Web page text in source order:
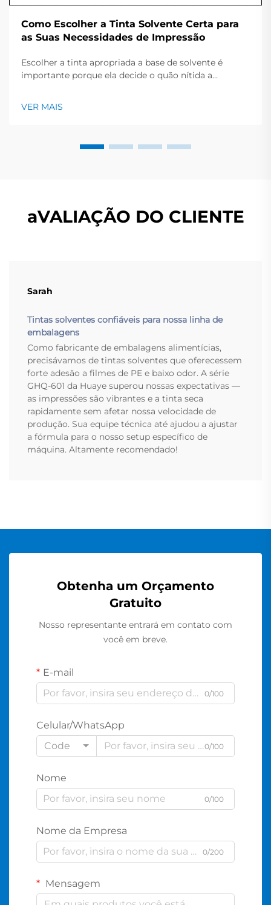
Como Escolher a Tinta Solvente Certa para
as Suas Necessidades de Impressão
Escolher a tinta apropriada a base de solvente é
importante porque ela decide o quão nítida a
uma visão geral dos principais tipos de tinta, os
VER MAIS
aVALIAÇÃO DO CLIENTE
Sarah
Tintas solventes confiáveis para nossa linha de
embalagens
Como fabricante de embalagens alimentícias,
precisávamos de tintas solventes que oferecessem
forte adesão a filmes de PE e baixo odor. A série
GHQ-601 da Huaye superou nossas expectativas —
as impressões são vibrantes e a tinta seca
rapidamente sem afetar nossa velocidade de
produção. Sua equipe técnica até ajudou a ajustar
a fórmula para o nosso setup específico de
máquina. Altamente recomendado!
Obtenha um Orçamento
Gratuito
Nosso representante entrará em contato com
você em breve.
E-mail
0/100
Celular/WhatsApp
Code
0/100
Nome
0/100
Nome da Empresa
0/200
Mensagem